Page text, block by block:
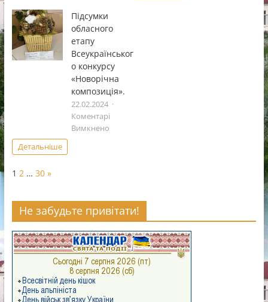
юнацькоï
творчостi
Підсумки
обласного
етапу
Всеукраїнськог
о конкурсу
«Новорічна
композиція».
22.02.2024
Коментарі
Вимкненодо
«Новорічна
композиція».
Детальніше
Page:
1 2 … 30 Next
»
Не забудьте привітати!